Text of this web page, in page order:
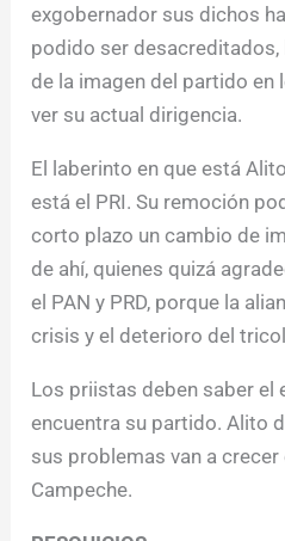
exgobernador sus dichos
podido ser
de la imagen del partido en
ver su actual dirigencia.
El laberinto en que está
está el PRI. Su remoción
corto plazo un cambio de
de ahí, quienes quizá
el PAN y PRD, porque la
crisis y el deterioro del
Los priistas deben saber el
encuentra su partido. Alito
sus problemas van a crecer
Campeche.